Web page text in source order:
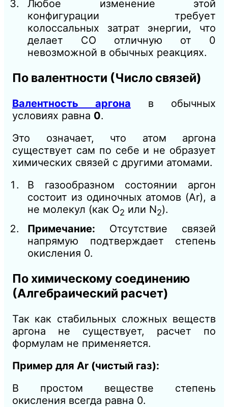
Любое изменение этой
конфигурации требует
колоссальных затрат энергии, что
делает СО отличную от 0
невозможной в обычных реакциях.
По валентности (Число связей)
Валентность аргона в обычных
условиях равна 0.
Это означает, что атом аргона
существует сам по себе и не образует
химических связей с другими атомами.
В газообразном состоянии аргон
состоит из одиночных атомов (Ar), а
не молекул (как O2 или N2).
Примечание: Отсутствие связей
напрямую подтверждает степень
окисления 0.
По химическому соединению
(Алгебраический расчет)
Так как стабильных сложных веществ
аргона не существует, расчет по
формулам не применяется.
Пример для Ar (чистый газ):
В простом веществе степень
окисления всегда равна 0.